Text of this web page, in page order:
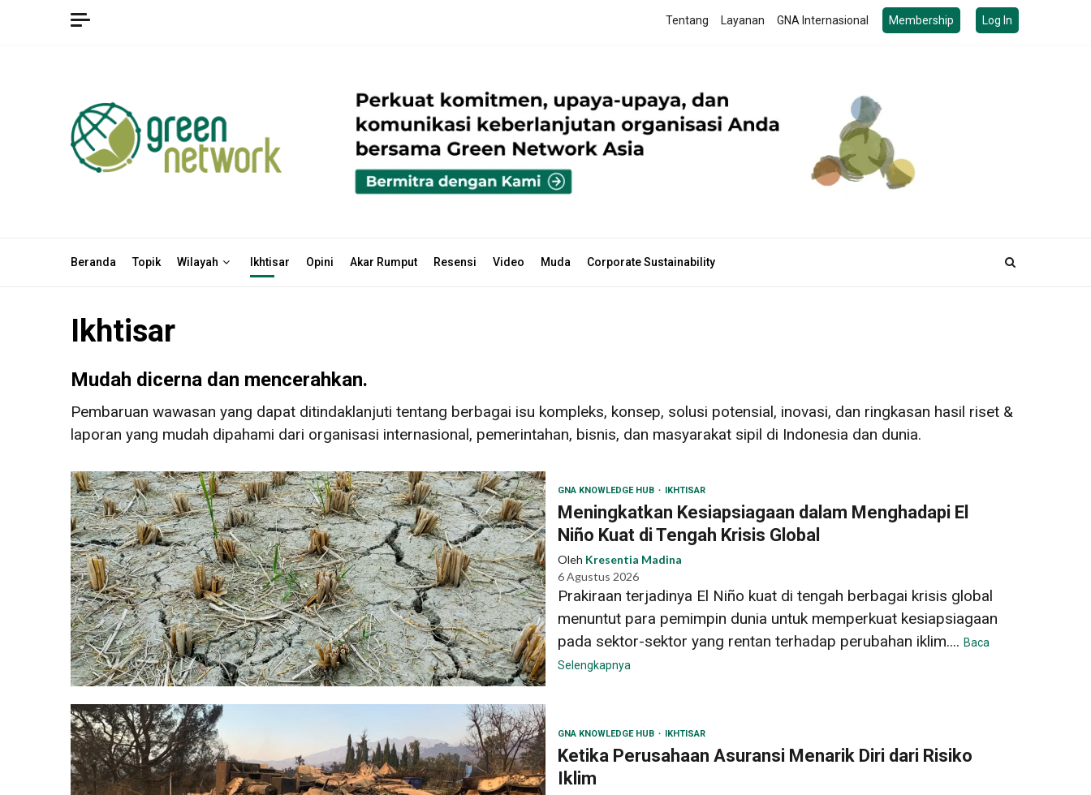
Tentang Layanan GNA Internasional Membership Log In
Beranda Topik Wilayah Ikhtisar Opini Akar Rumput Resensi Video Muda Corporate Sustainability
Ikhtisar
Mudah dicerna dan mencerahkan.
Pembaruan wawasan yang dapat ditindaklanjuti tentang berbagai isu kompleks, konsep, solusi potensial, inovasi, dan ringkasan hasil riset &
laporan yang mudah dipahami dari organisasi internasional, pemerintahan, bisnis, dan masyarakat sipil di Indonesia dan dunia.
GNA KNOWLEDGE HUB IKHTISAR
Meningkatkan Kesiapsiagaan dalam Menghadapi El
Niño Kuat di Tengah Krisis Global
Oleh Kresentia Madina
6 Agustus 2026
Prakiraan terjadinya El Niño kuat di tengah berbagai krisis global
menuntut para pemimpin dunia untuk memperkuat kesiapsiagaan
pada sektor-sektor yang rentan terhadap perubahan iklim.... Baca
Selengkapnya
GNA KNOWLEDGE HUB IKHTISAR
Ketika Perusahaan Asuransi Menarik Diri dari Risiko
Iklim